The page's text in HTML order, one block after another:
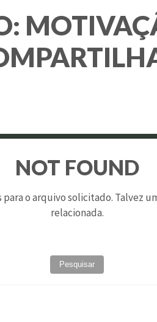
NOT FOUND
o arquivo solicitado. Talvez
relacionada.
por: